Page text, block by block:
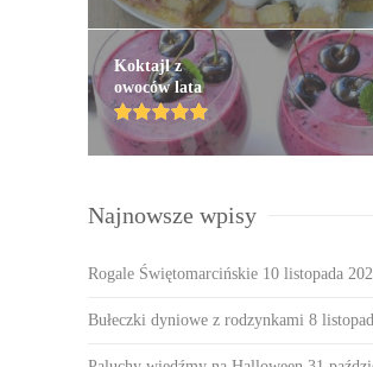
Koktajl z
owoców lata
Najnowsze wpisy
Rogale Świętomarcińskie 10 listopada
Bułeczki dyniowe z rodzynkami 8